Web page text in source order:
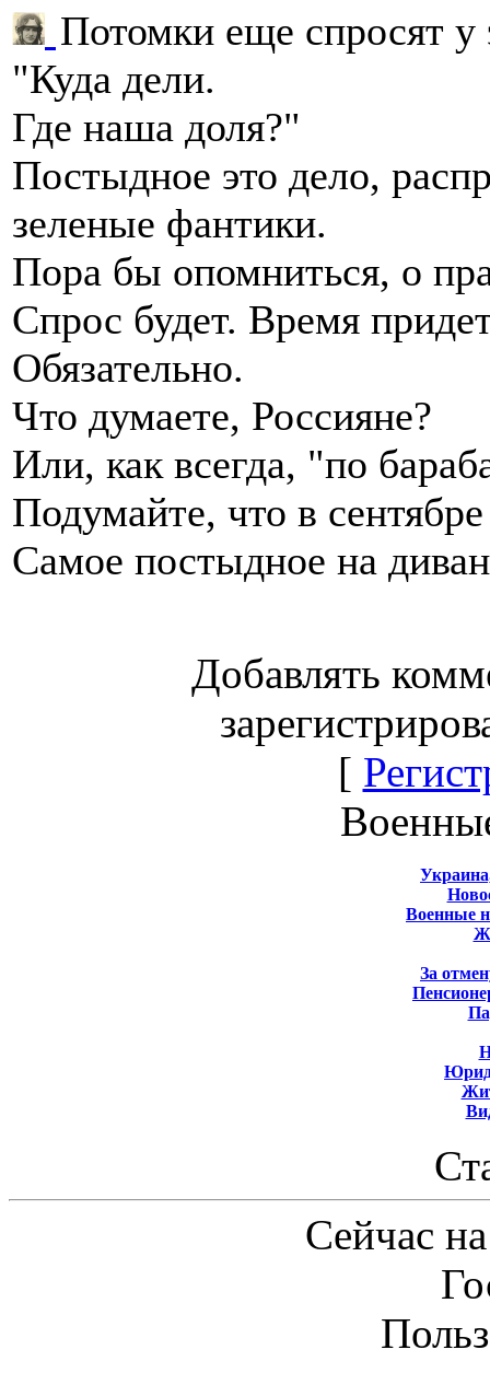
Потомки еще спросят у
"Куда дели.
Где наша доля?"
Постыдное это дело,
зеленые фантики.
Пора бы опомниться, о
Спрос будет. Время
Обязательно.
Что думаете, Россияне?
Или, как всегда, "по
Подумайте, что в
Самое постыдное на
Добавлять
[
Военные
За
Сейчас